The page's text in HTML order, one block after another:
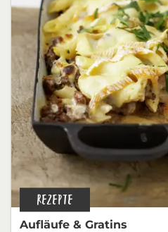
REZEPTE
Aufläufe & Gratins